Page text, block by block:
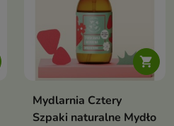

Mydlarnia Cztery
Szpaki naturalne Mydło